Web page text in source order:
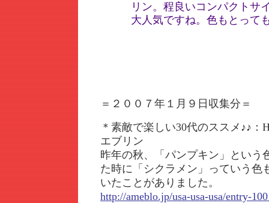
リン。程良いコンパクトサ
大人気ですね。色もとって
＝２００７年１月９日収集分＝
＊素敵で楽しい30代のススメ♪♪：
エブリン
昨年の秋、「パンプキン」という
た時に「シクラメン」っていう色
いたことがありました。
http://ameblo.jp/usa-usa-usa/entry-